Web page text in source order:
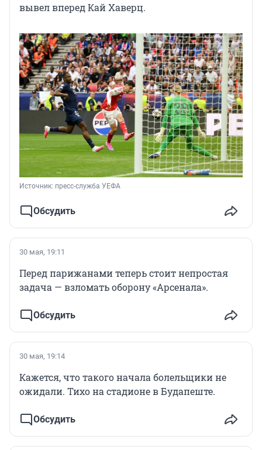
вывел вперед Кай Хаверц.
Источник: пресс-служба УЕФА
Обсудить
30 мая, 19:11
Перед парижанами теперь стоит непростая
задача — взломать оборону «Арсенала».
Обсудить
30 мая, 19:14
Кажется, что такого начала болельщики не
ожидали. Тихо на стадионе в Будапеште.
Обсудить